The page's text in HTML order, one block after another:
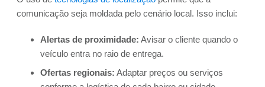
comunicação seja moldada pelo cenário local. Isso inclui:
Alertas de proximidade: Avisar o cliente quando o
veículo entra no raio de entrega.
Ofertas regionais: Adaptar preços ou serviços